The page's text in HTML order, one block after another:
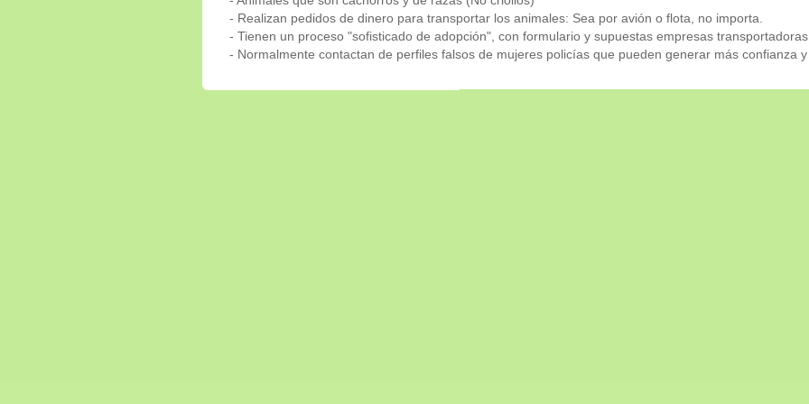
- Realizan pedidos de dinero para transportar los animales: Sea por avión o flota, no importa.
- Tienen un proceso "sofisticado de adopción", con formulario y supuestas empresas transportadoras.
- Normalmente contactan de perfiles falsos de mujeres policías que pueden generar más confianza y